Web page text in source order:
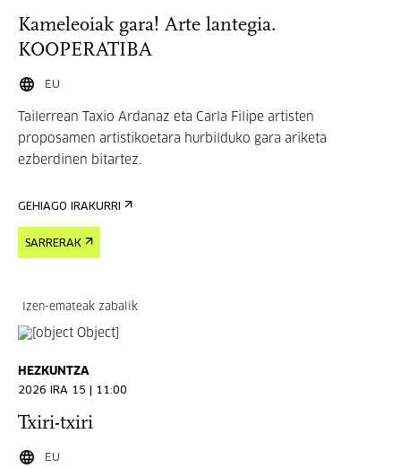
Kameleoiak gara! Arte lantegia.
KOOPERATIBA
EU
Tailerrean Taxio Ardanaz eta Carla Filipe artisten
proposamen artistikoetara hurbilduko gara ariketa
ezberdinen bitartez.
GEHIAGO IRAKURRI
SARRERAK
Izen-emateak zabalik
HEZKUNTZA
2026 IRA 15 | 11:00
Txiri-txiri
EU